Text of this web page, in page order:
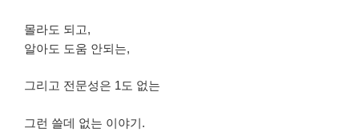
몰라도 되고,
알아도 도움 안되는,
그리고 전문성은 1도 없는
그런 쓸데 없는 이야기.